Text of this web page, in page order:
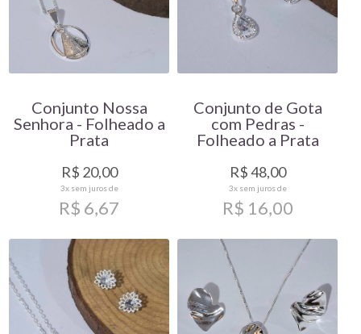
Conjunto Nossa
Senhora - Folheado a
Prata
R$ 20,00
3xsem juros de
R$ 6,67
Conjunto de Gota
com Pedras -
Folheado a Prata
R$ 48,00
3xsem juros de
R$ 16,00